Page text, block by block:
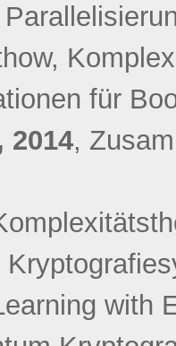
für
2014,
with